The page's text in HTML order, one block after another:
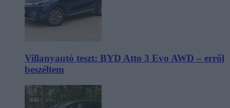
Villanyautó teszt: BYD Atto 3 Evo AWD – erről
beszéltem